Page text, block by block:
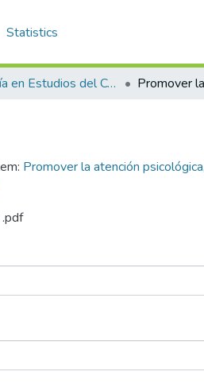
Statistics
Maestría en Estudios del Comportamiento (tesis)
Promover la atención